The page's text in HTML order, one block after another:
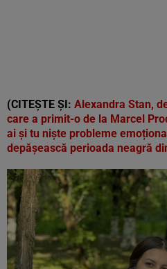
(CITEȘTE ȘI: Alexandra Stan,
care a primit-o de la Marcel
ai și tu niște probleme
depășească perioada neagră